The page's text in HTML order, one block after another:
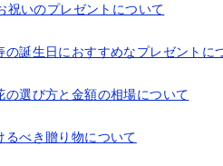
祝いのプレゼントについて
の誕生日におすすめなプレゼントに
の選び方と金額の相場について
るべき贈り物について